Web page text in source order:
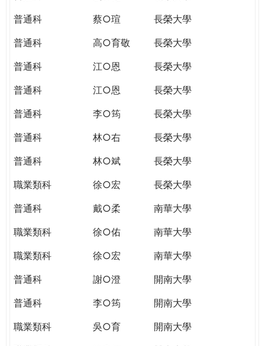
普通科
蔡○瑄
長榮大學
普通科
高○育敬
長榮大學
普通科
江○恩
長榮大學
普通科
江○恩
長榮大學
普通科
李○筠
長榮大學
普通科
林○右
長榮大學
普通科
林○斌
長榮大學
職業類科
徐○宏
長榮大學
普通科
戴○柔
南華大學
職業類科
徐○佑
南華大學
職業類科
徐○宏
南華大學
普通科
謝○澄
開南大學
普通科
李○筠
開南大學
職業類科
吳○育
開南大學